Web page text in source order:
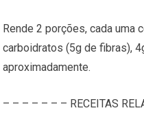
Rende 2 porções, cada uma
carboidratos (5g de fibras),
aproximadamente.
– – – – – – – RECEITAS